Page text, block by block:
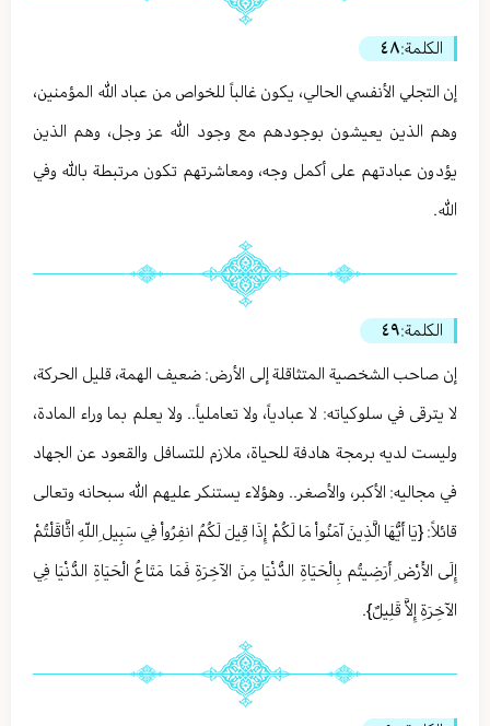
الكلمة:٤٨
إن التجلي الأنفسي الحالي، يكون غالباً للخواص من عباد الله المؤمنين،
وهم الذين يعيشون بوجودهم مع وجود الله عز وجل، وهم الذين
يؤدون عبادتهم على أكمل وجه، ومعاشرتهم تكون مرتبطة بالله وفي
الله.
الكلمة:٤٩
إن صاحب الشخصية المتثاقلة إلى الأرض: ضعيف الهمة، قليل الحركة،
لا يترقى في سلوكياته: لا عبادياً، ولا تعاملياً.. ولا يعلم بما وراء المادة،
وليست لديه برمجة هادفة للحياة، ملازم للتسافل والقعود عن الجهاد
في مجاليه: الأكبر، والأصغر.. وهؤلاء يستنكر عليهم الله سبحانه وتعالى
قائلاً: {يَا أَيُّهَا الَّذِينَ آمَنُواْ مَا لَكُمْ إِذَا قِيلَ لَكُمُ انفِرُواْ فِي سَبِيلِ اللّهِ اثَّاقَلْتُمْ
إِلَى الأَرْضِ أَرَضِيتُم بِالْحَيَاةِ الدُّنْيَا مِنَ الآخِرَةِ فَمَا مَتَاعُ الْحَيَاةِ الدُّنْيَا فِي
الآخِرَةِ إِلاَّ قَلِيلٌ}.